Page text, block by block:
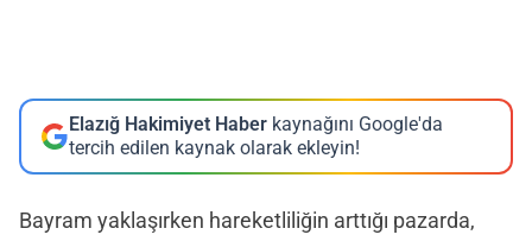
Elazığ Hakimiyet Haber kaynağını Google'da
tercih edilen kaynak olarak ekleyin!
Bayram yaklaşırken hareketliliğin arttığı pazarda,